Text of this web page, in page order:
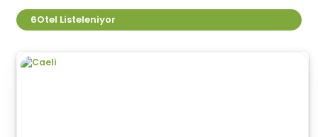
6Otel Listeleniyor